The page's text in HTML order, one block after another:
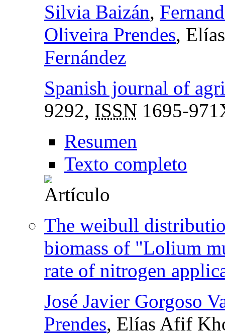
Silvia Baizán,
Oliveira Prendes,
Fernández
Spanish journal of
9292, ISSN 1695-
Resumen
Texto completo
The weibull
biomass of "Lolium
rate of nitrogen
José Javier Gorgoso
Prendes, Elías Afif